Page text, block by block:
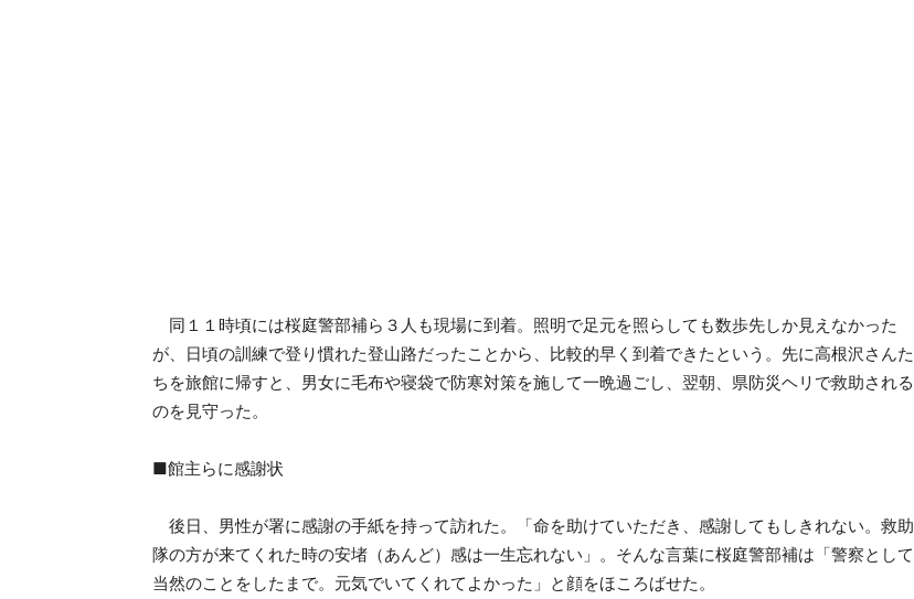
同１１時頃には桜庭警部補ら３人も現場に到着。照明で足元を照らしても数歩先しか見えなかった
が、日頃の訓練で登り慣れた登山路だったことから、比較的早く到着できたという。先に高根沢さんた
ちを旅館に帰すと、男女に毛布や寝袋で防寒対策を施して一晩過ごし、翌朝、県防災ヘリで救助される
のを見守った。
■館主らに感謝状
後日、男性が署に感謝の手紙を持って訪れた。「命を助けていただき、感謝してもしきれない。救助
隊の方が来てくれた時の安堵（あんど）感は一生忘れない」。そんな言葉に桜庭警部補は「警察として
当然のことをしたまで。元気でいてくれてよかった」と顔をほころばせた。